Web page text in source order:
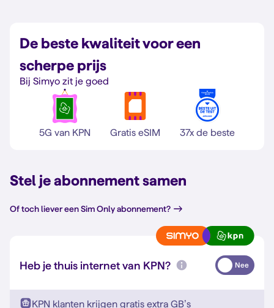
De beste kwaliteit voor een
scherpe prijs
Bij Simyo zit je goed
5G van KPN Gratis eSIM 37x de beste
Stel je abonnement samen
Of toch liever een Sim Only abonnement?
Heb je thuis internet van KPN? Nee
KPN klanten krijgen gratis extra GB’s